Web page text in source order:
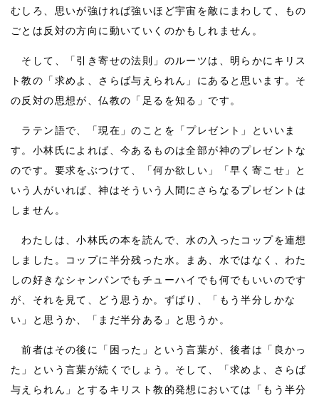
むしろ、思いが強ければ強いほど宇宙を敵にまわして、もの
ごとは反対の方向に動いていくのかもしれません。
そして、「引き寄せの法則」のルーツは、明らかにキリス
ト教の「求めよ、さらば与えられん」にあると思います。そ
の反対の思想が、仏教の「足るを知る」です。
ラテン語で、「現在」のことを「プレゼント」といいま
す。小林氏によれば、今あるものは全部が神のプレゼントな
のです。要求をぶつけて、「何か欲しい」「早く寄こせ」と
いう人がいれば、神はそういう人間にさらなるプレゼントは
しません。
わたしは、小林氏の本を読んで、水の入ったコップを連想
しました。コップに半分残った水。まあ、水ではなく、わた
しの好きなシャンパンでもチューハイでも何でもいいのです
が、それを見て、どう思うか。ずばり、「もう半分しかな
い」と思うか、「まだ半分ある」と思うか。
前者はその後に「困った」という言葉が、後者は「良かっ
た」という言葉が続くでしょう。そして、「求めよ、さらば
与えられん」とするキリスト教的発想においては「もう半分